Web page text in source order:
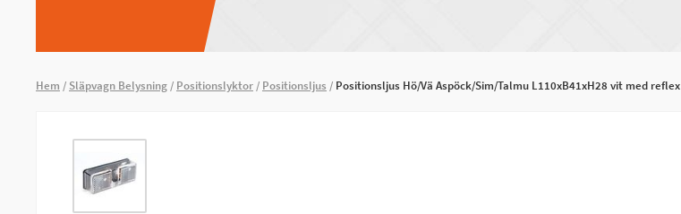
Hem Släpvagn Belysning Positionslyktor Positionsljus Positionsljus Hö/Vä Aspöck/Sim/Talmu L110xB41xH28 vit med reflex